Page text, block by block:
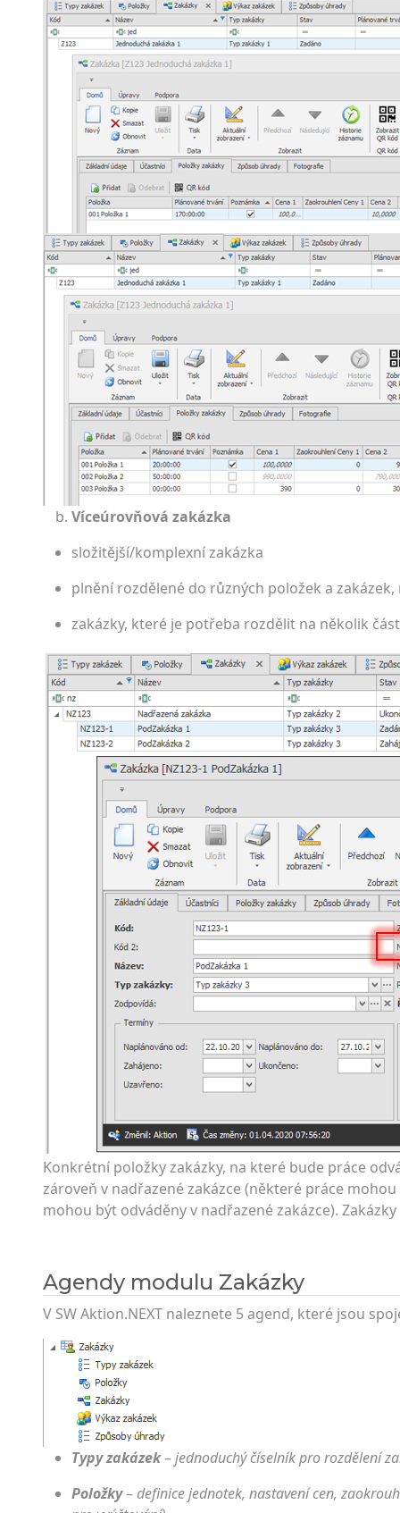
Víceúrovňová zakázka
složitější/kom­plexní zakázka
plnění rozdělené do různých položek a
zakázky, které je potřeba rozdělit na několik
Konkrétní položky zakázky, na které bude práce
zároveň v nadřazené zakázce (některé práce
mohou být odváděny v nadřazené zakázce).
Agendy modulu Zakázky
V SW Aktion.NEXT naleznete 5 agend, které jsou
Typy zakázek–jednoduchý číselník pro rozdělení
Položky–definice jednotek, nastavení cen,